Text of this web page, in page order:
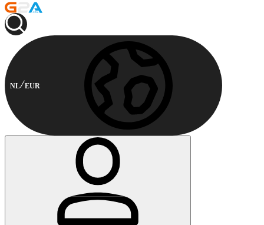
NL EUR